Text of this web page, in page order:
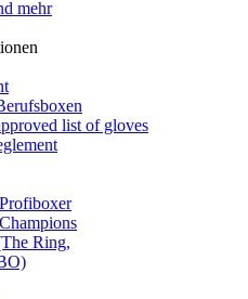
mehr
list of gloves
Ring,